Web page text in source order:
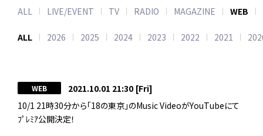
ALL LIVE/EVENT TV RADIO MAGAZINE WEB
ALL 2026 2025 2024 2023 2022 2021
WEB 2021.10.01 21:30 [Fri]
10/1 21時30分から｢18の東京｣のMusic VideoがYouTubeにて
ﾌﾟﾚﾐｱ公開決定！